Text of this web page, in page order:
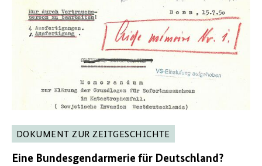
DOKUMENT ZUR ZEITGESCHICHTE
Eine Bundesgendarmerie für Deutschland?